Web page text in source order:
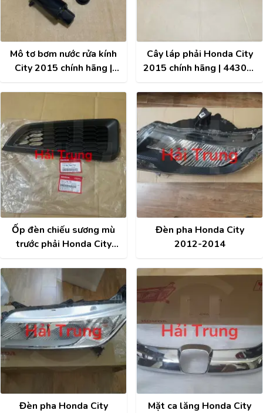
Mô tơ bơm nước rửa kính
City 2015 chính hãng |
Cây láp phải Honda City
2015 chính hãng | 44305-
Ốp đèn chiếu sương mù
trước phải Honda City
T00
Đèn pha Honda City
2012-2014
Đèn pha Honda City
Mặt ca lăng Honda City